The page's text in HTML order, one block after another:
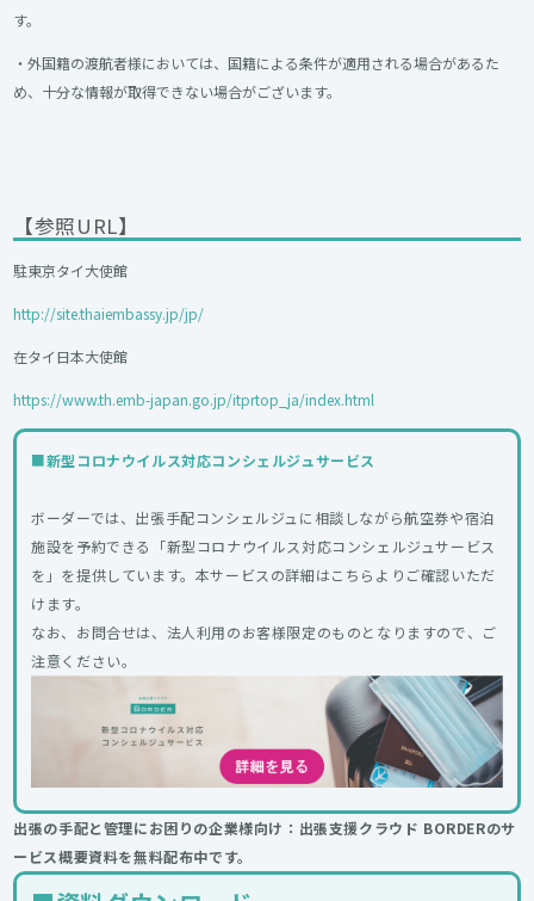
す。
・外国籍の渡航者様においては、国籍による条件が適用される場合があるた
め、十分な情報が取得できない場合がございます。
【参照URL】
駐東京タイ大使館
http://site.thaiembassy.jp/jp/
在タイ日本大使館
https://www.th.emb-japan.go.jp/itprtop_ja/index.html
■新型コロナウイルス対応コンシェルジュサービス
ボーダーでは、出張手配コンシェルジュに相談しながら航空券や宿泊
施設を予約できる「新型コロナウイルス対応コンシェルジュサービス
を」を提供しています。本サービスの詳細はこちらよりご確認いただ
けます。
なお、お問合せは、法人利用のお客様限定のものとなりますので、ご
注意ください。
出張の手配と管理にお困りの企業様向け：出張支援クラウド BORDERのサ
ービス概要資料を無料配布中です。